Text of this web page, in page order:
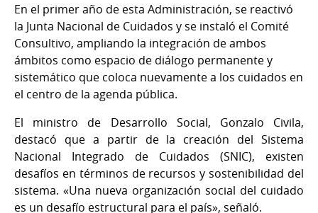
En el primer año de esta Administración, se reactivó
la Junta Nacional de Cuidados y se instaló el Comité
Consultivo, ampliando la integración de ambos
ámbitos como espacio de diálogo permanente y
sistemático que coloca nuevamente a los cuidados en
el centro de la agenda pública.
El ministro de Desarrollo Social, Gonzalo Civila,
destacó que a partir de la creación del Sistema
Nacional Integrado de Cuidados (SNIC), existen
desafíos en términos de recursos y sostenibilidad del
sistema. «Una nueva organización social del cuidado
es un desafío estructural para el país», señaló.